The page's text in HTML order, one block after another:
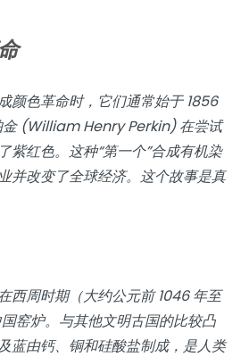
颜色革命时，它们通常始于 1856
金 (William Henry Perkin) 在尝试
紫红色。这种“第一个”合成有机染
并改变了全球经济。这个故事是真
西周时期（大约公元前 1046 年至
窑炉。与其他文明古国的比较凸
蓝由钙、铜和硅酸盐制成，是人类